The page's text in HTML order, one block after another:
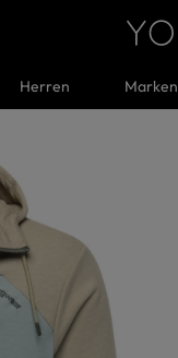
Herren Marken